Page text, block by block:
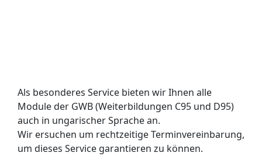
Als besonderes Service bieten wir Ihnen alle
Module der GWB (Weiterbildungen C95 und D95)
auch in ungarischer Sprache an.
Wir ersuchen um rechtzeitige Terminvereinbarung,
um dieses Service garantieren zu können.